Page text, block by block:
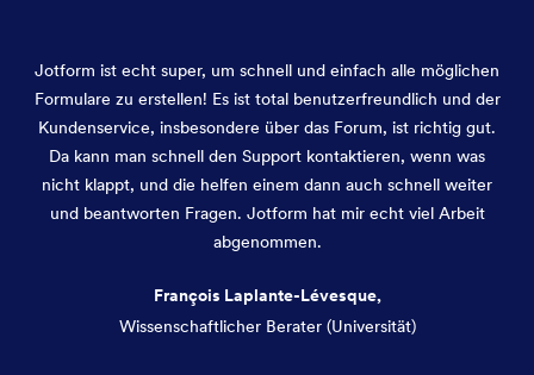
Jotform ist echt super, um schnell und einfach alle möglichen
Formulare zu erstellen! Es ist total benutzerfreundlich und der
Kundenservice, insbesondere über das Forum, ist richtig gut.
Da kann man schnell den Support kontaktieren, wenn was
nicht klappt, und die helfen einem dann auch schnell weiter
und beantworten Fragen. Jotform hat mir echt viel Arbeit
abgenommen.
François Laplante-Lévesque,
Wissenschaftlicher Berater (Universität)